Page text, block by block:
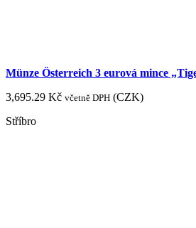
Münze Österreich 3 eurová mince
3,695.29 Kč včetně DPH (CZK)
Stříbro